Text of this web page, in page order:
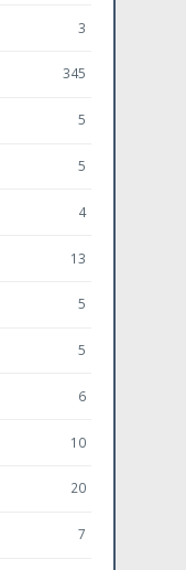
3
345
5
5
4
13
5
5
6
10
20
7